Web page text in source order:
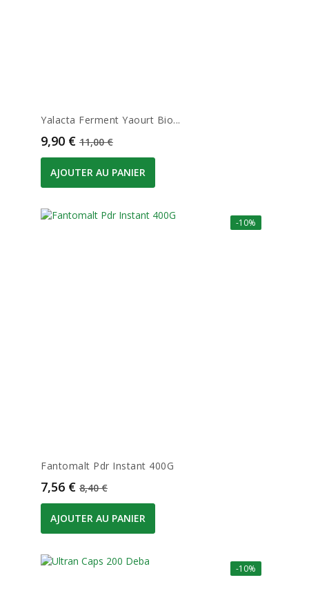
Yalacta Ferment Yaourt Bio...
Prix
9,90 € Prix de base
11,00 €
AJOUTER AU PANIER
-10%
Fantomalt Pdr Instant 400G
Prix
7,56 € Prix de base
8,40 €
AJOUTER AU PANIER
-10%